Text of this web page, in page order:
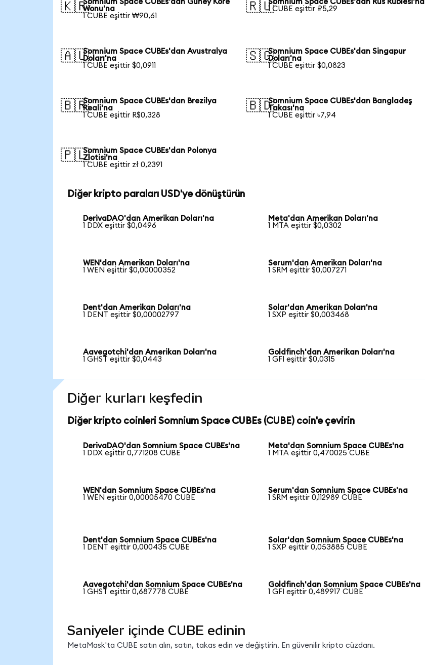
🇰🇷Somnium Space CUBEs'dan Güney Kore
Wonu'na
1 CUBE eşittir ₩90,61
🇷🇺Somnium Space CUBEs'dan Rus Rublesi'na
1 CUBE eşittir ₽5,29
🇦🇺Somnium Space CUBEs'dan Avustralya
Doları'na
1 CUBE eşittir $0,0911
🇸🇬Somnium Space CUBEs'dan Singapur
Doları'na
1 CUBE eşittir $0,0823
🇧🇷Somnium Space CUBEs'dan Brezilya
Reali'na
1 CUBE eşittir R$0,328
🇧🇩Somnium Space CUBEs'dan Bangladeş
Takası'na
1 CUBE eşittir ৳7,94
🇵🇱Somnium Space CUBEs'dan Polonya
Zlotisi'na
1 CUBE eşittir zł 0,2391
Diğer kripto paraları USD'ye dönüştürün
DerivaDAO'dan Amerikan Doları'na
1 DDX eşittir $0,0496
Meta'dan Amerikan Doları'na
1 MTA eşittir $0,0302
WEN'dan Amerikan Doları'na
1 WEN eşittir $0,00000352
Serum'dan Amerikan Doları'na
1 SRM eşittir $0,007271
Dent'dan Amerikan Doları'na
1 DENT eşittir $0,00002797
Solar'dan Amerikan Doları'na
1 SXP eşittir $0,003468
Aavegotchi'dan Amerikan Doları'na
1 GHST eşittir $0,0443
Goldfinch'dan Amerikan Doları'na
1 GFI eşittir $0,0315
Diğer kurları keşfedin
Diğer kripto coinleri Somnium Space CUBEs (CUBE) coin'e çevirin
DerivaDAO'dan Somnium Space CUBEs'na
1 DDX eşittir 0,771208 CUBE
Meta'dan Somnium Space CUBEs'na
1 MTA eşittir 0,470025 CUBE
WEN'dan Somnium Space CUBEs'na
1 WEN eşittir 0,00005470 CUBE
Serum'dan Somnium Space CUBEs'na
1 SRM eşittir 0,112989 CUBE
Dent'dan Somnium Space CUBEs'na
1 DENT eşittir 0,000435 CUBE
Solar'dan Somnium Space CUBEs'na
1 SXP eşittir 0,053885 CUBE
Aavegotchi'dan Somnium Space CUBEs'na
1 GHST eşittir 0,687778 CUBE
Goldfinch'dan Somnium Space CUBEs'na
1 GFI eşittir 0,489917 CUBE
Saniyeler içinde CUBE edinin
MetaMask'ta CUBE satın alın, satın, takas edin ve değiştirin. En güvenilir kripto cüzdanı.